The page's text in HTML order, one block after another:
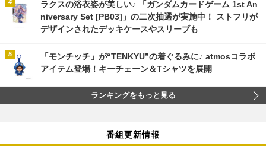
ラクスの浴衣姿が美しい♪ 「ガンダムカードゲーム 1st An
niversary Set [PB03]」の二次抽選が実施中！ ストフリが
デザインされたデッキケースやスリーブも
「モンチッチ」が“TENKYU”の着ぐるみに♪ atmosコラボ
アイテム登場！キーチェーン＆Tシャツを展開
ランキングをもっと見る
番組更新情報